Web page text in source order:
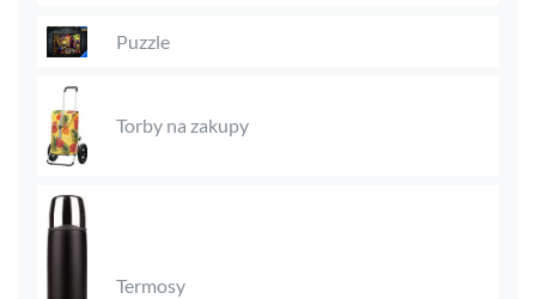
Puzzle
Torby na zakupy
Termosy